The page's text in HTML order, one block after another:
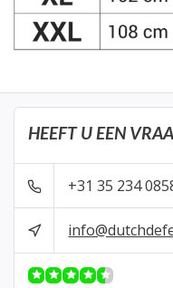
HEEFT U EEN
+31 35 234